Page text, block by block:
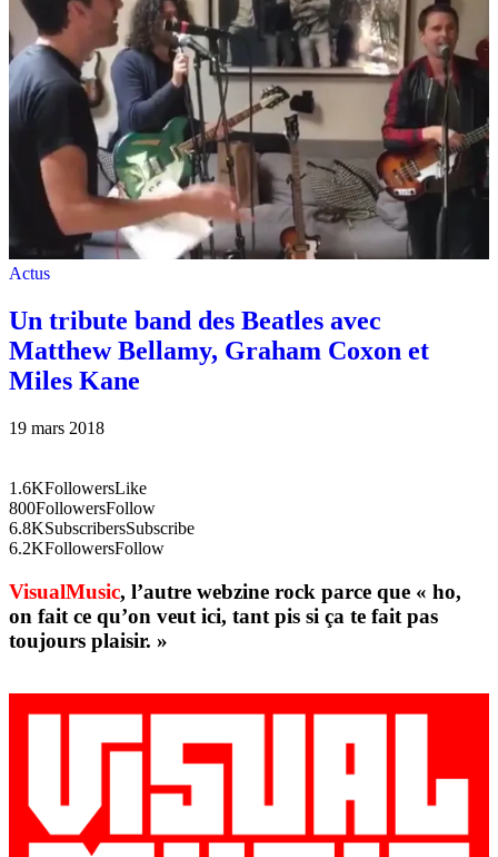
Actus
Un tribute band des Beatles avec
Matthew Bellamy, Graham Coxon et
Miles Kane
19 mars 2018
1.6KFollowersLike
800FollowersFollow
6.8KSubscribersSubscribe
6.2KFollowersFollow
VisualMusic, l’autre webzine rock parce que « ho,
on fait ce qu’on veut ici, tant pis si ça te fait pas
toujours plaisir. »